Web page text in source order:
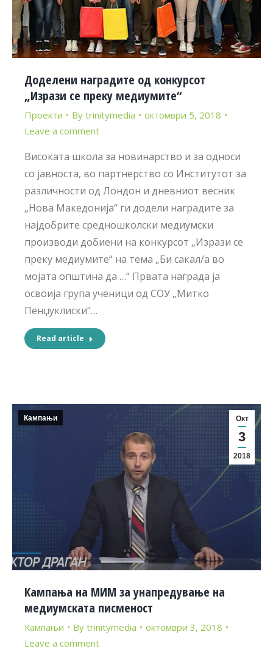
Доделени наградите од конкурсот
„Изрази се преку медиумите“
Проекти By trinitymedia
октомври 5, 2018
Leave a comment
Високата школа за новинарство и за односи
со јавноста, во партнерство со Институтот за
различности од Лондон и дневниот весник
„Нова Македонија“ ги додели наградите за
најдобрите средношколски медиумски
производи добиени на конкурсот „Изрази се
преку медиумите“ на тема „Би сакал/а во
мојата општина да …“ Првата награда ја
освоија група ученици од СОУ „Митко
Пенџуклиски“…
Read article
Окт
3
2018
Кампањи
Кампања на МИМ за унапредување на
медиумската писменост
Кампањи By trinitymedia
октомври 3, 2018
Leave a comment